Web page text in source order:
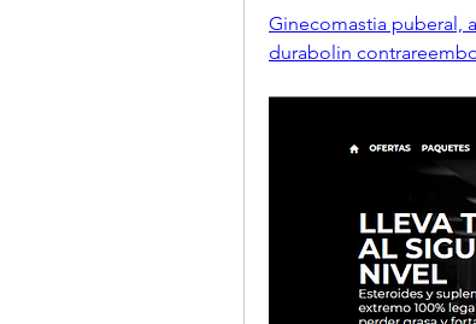
Ginecomastia puberal,
durabolin